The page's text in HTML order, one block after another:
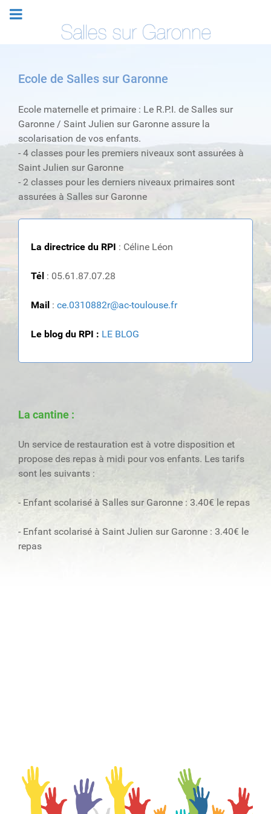
Ecole de Salles sur Garonne
Ecole maternelle et primaire : Le R.P.I. de Salles sur
Garonne / Saint Julien sur Garonne assure la
scolarisation de vos enfants.
- 4 classes pour les premiers niveaux sont assurées à
Saint Julien sur Garonne
- 2 classes pour les derniers niveaux primaires sont
assurées à Salles sur Garonne
La directrice du RPI : Céline Léon
Tél : 05.61.87.07.28
Mail : ce.0310882r@ac-toulouse.fr
Le blog du RPI : LE BLOG
La cantine :
Un service de restauration est à votre disposition et
propose des repas à midi pour vos enfants. Les tarifs
sont les suivants :
- Enfant scolarisé à Salles sur Garonne : 3.40€ le repas
- Enfant scolarisé à Saint Julien sur Garonne : 3.40€ le
repas